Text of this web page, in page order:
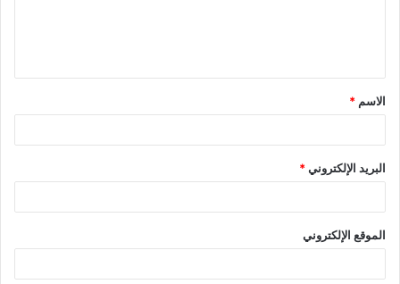
ق
*
الاسم *
البريد الإلكتروني*
الموقع الإلكتروني